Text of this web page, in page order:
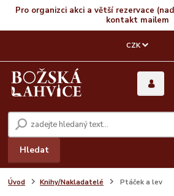
Pro organizci akci a větší rezervace
kontakt mailem
CZK
Hledat
Úvod Knihy/Nakladatelé Ptáček a lev